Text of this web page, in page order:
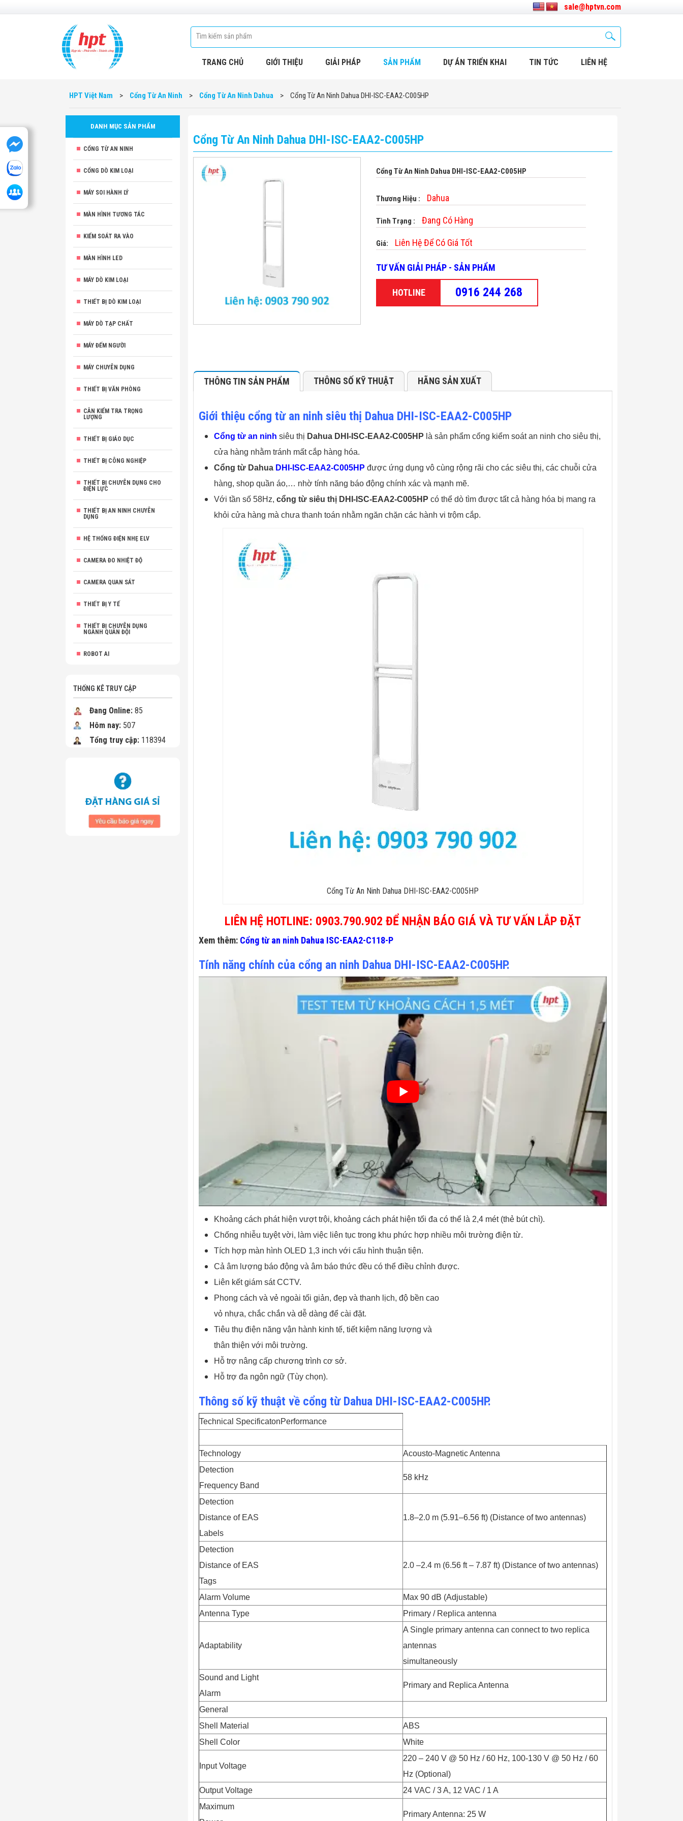
sale@hptvn.com
TRANG CHỦ GIỚI THIỆU GIẢI PHÁP SẢN PHẨM DỰ ÁN TRIỂN KHAI TIN TỨC LIÊN HỆ
HPT Việt Nam > Cổng Từ An Ninh > Cổng Từ An Ninh Dahua > Cổng Từ An Ninh Dahua DHI-ISC-EAA2-C005HP
DANH MỤC SẢN PHẨM
CỔNG TỪ AN NINH
CỔNG DÒ KIM LOẠI
MÁY SOI HÀNH LÝ
MÀN HÌNH TƯƠNG TÁC
KIỂM SOÁT RA VÀO
MÀN HÌNH LED
MÁY DÒ KIM LOẠI
THIẾT BỊ DÒ KIM LOẠI
MÁY DÒ TẠP CHẤT
MÁY ĐẾM NGƯỜI
MÁY CHUYÊN DỤNG
THIẾT BỊ VĂN PHÒNG
CÂN KIỂM TRA TRỌNG
LƯỢNG
THIẾT BỊ GIÁO DỤC
THIẾT BỊ CÔNG NGHIỆP
THIẾT BỊ CHUYÊN DỤNG CHO
ĐIỆN LỰC
THIẾT BỊ AN NINH CHUYÊN
DỤNG
HỆ THỐNG ĐIỆN NHẸ ELV
CAMERA ĐO NHIỆT ĐỘ
CAMERA QUAN SÁT
THIẾT BỊ Y TẾ
THIẾT BỊ CHUYÊN DỤNG
NGÀNH QUÂN ĐỘI
ROBOT AI
THỐNG KÊ TRUY CẬP
Đang Online: 85
Hôm nay: 507
Tổng truy cập: 118394
Cổng Từ An Ninh Dahua DHI-ISC-EAA2-C005HP
Cổng Từ An Ninh Dahua DHI-ISC-EAA2-C005HP
Thương Hiệu : Dahua
Tình Trạng : Đang Có Hàng
Giá: Liên Hệ Để Có Giá Tốt
TƯ VẤN GIẢI PHÁP - SẢN PHẨM
HOTLINE 0916 244 268
THÔNG TIN SẢN PHẨM THÔNG SỐ KỸ THUẬT HÃNG SẢN XUẤT
Giới thiệu cổng từ an ninh siêu thị Dahua DHI-ISC-EAA2-C005HP
Cổng từ an ninh siêu thị Dahua DHI-ISC-EAA2-C005HP là sản phẩm cổng kiểm soát an ninh cho siêu thị,
cửa hàng nhằm tránh mất cắp hàng hóa.
Cổng từ Dahua DHI-ISC-EAA2-C005HP được ứng dụng vô cùng rộng rãi cho các siêu thị, các chuỗi cửa
hàng, shop quần áo,… nhờ tính năng báo động chính xác và mạnh mẽ.
Với tần số 58Hz, cổng từ siêu thị DHI-ISC-EAA2-C005HP có thể dò tìm được tất cả hàng hóa bị mang ra
khỏi cửa hàng mà chưa thanh toán nhằm ngăn chặn các hành vi trộm cắp.
Cổng Từ An Ninh Dahua DHI-ISC-EAA2-C005HP
LIÊN HỆ HOTLINE: 0903.790.902 ĐỂ NHẬN BÁO GIÁ VÀ TƯ VẤN LẮP ĐẶT
Xem thêm: Cổng từ an ninh Dahua ISC-EAA2-C118-P
Tính năng chính của cổng an ninh Dahua DHI-ISC-EAA2-C005HP.
Khoảng cách phát hiện vượt trội, khoảng cách phát hiện tối đa có thể là 2,4 mét (thẻ bút chì).
Chống nhiễu tuyệt vời, làm việc liên tục trong khu phức hợp nhiều môi trường điện từ.
Tích hợp màn hình OLED 1,3 inch với cấu hình thuận tiện.
Cả âm lượng báo động và âm báo thức đều có thể điều chỉnh được.
Liên kết giám sát CCTV.
Phong cách và vẻ ngoài tối giản, đẹp và thanh lịch, độ bền cao
vỏ nhựa, chắc chắn và dễ dàng để cài đặt.
Tiêu thụ điện năng vận hành kinh tế, tiết kiệm năng lượng và
thân thiện với môi trường.
Hỗ trợ nâng cấp chương trình cơ sở.
Hỗ trợ đa ngôn ngữ (Tùy chọn).
Thông số kỹ thuật về cổng từ Dahua DHI-ISC-EAA2-C005HP.
Technical SpecificatonPerformance
Technology
Acousto-Magnetic Antenna
Detection
Frequency Band
58 kHz
Detection
Distance of EAS
Labels
1.8–2.0 m (5.91–6.56 ft) (Distance of two antennas)
Detection
Distance of EAS
Tags
2.0 –2.4 m (6.56 ft – 7.87 ft) (Distance of two antennas)
Alarm Volume
Max 90 dB (Adjustable)
Antenna Type
Primary / Replica antenna
Adaptability
A Single primary antenna can connect to two replica
antennas
simultaneously
Sound and Light
Alarm
Primary and Replica Antenna
General
Shell Material
ABS
Shell Color
White
Input Voltage
220 – 240 V @ 50 Hz / 60 Hz, 100-130 V @ 50 Hz / 60
Hz (Optional)
Output Voltage
24 VAC / 3 A, 12 VAC / 1 A
Maximum
Primary Antenna: 25 W